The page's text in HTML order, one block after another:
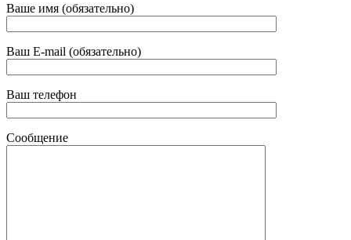
Ваше имя (обязательно)
Ваш E-mail (обязательно)
Ваш телефон
Сообщение